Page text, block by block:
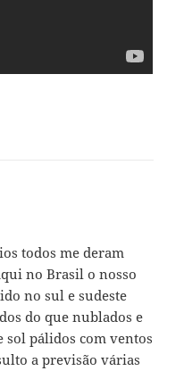
todos me deram
no Brasil o nosso
no sul e sudeste
do que nublados e
sol pálidos com ventos
a previsão várias